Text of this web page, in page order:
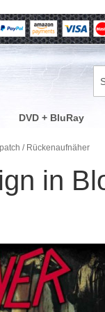
DVD + BluRay
/ Rückenaufnäher
in